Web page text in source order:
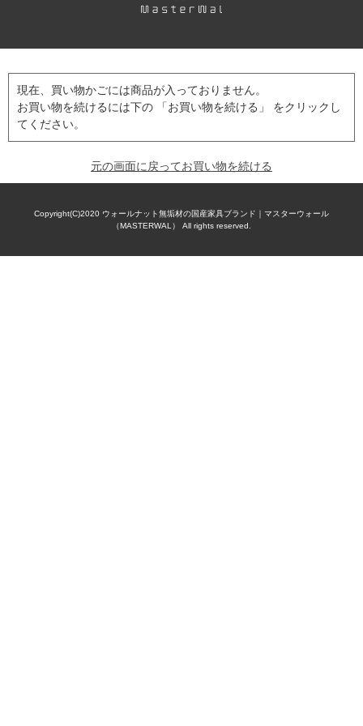
現在、買い物かごには商品が入っておりません。
お買い物を続けるには下の 「お買い物を続ける」 をクリックし
てください。
元の画面に戻ってお買い物を続ける
Copyright(C)2020 ウォールナット無垢材の国産家具ブランド｜マスターウォール
（MASTERWAL） All rights reserved.